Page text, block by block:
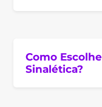
Como
Sinalética?